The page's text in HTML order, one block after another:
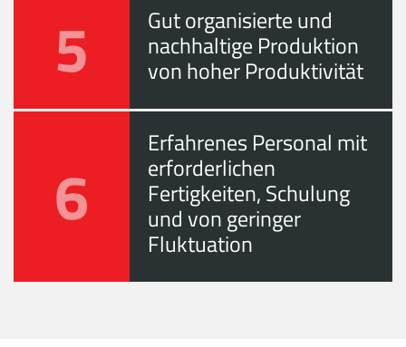
5 Gut organisierte und
nachhaltige Produktion
von hoher Produktivität
6
Erfahrenes Personal mit
erforderlichen
Fertigkeiten, Schulung
und von geringer
Fluktuation